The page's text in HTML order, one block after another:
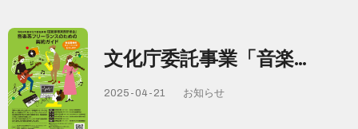
文化庁委託事業「音楽…
2025-04-21 お知らせ